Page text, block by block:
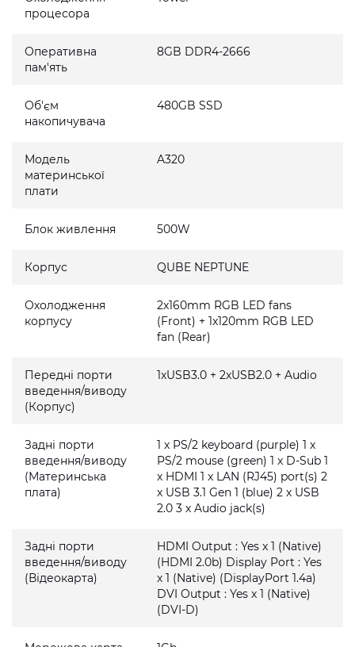
процесора
Оперативна
пам'ять
8GB DDR4-2666
Об'єм
накопичувача
480GB SSD
Модель
материнської
плати
A320
Блок живлення 500W
Корпус QUBE NEPTUNE
Охолодження
корпусу
2x160mm RGB LED fans
(Front) + 1x120mm RGB LED
fan (Rear)
Передні порти
введення/виводу
(Корпус)
1xUSB3.0 + 2xUSB2.0 + Audio
Задні порти
введення/виводу
(Материнська
плата)
1 x PS/2 keyboard (purple) 1 x
PS/2 mouse (green) 1 x D-Sub 1
x HDMI 1 x LAN (RJ45) port(s) 2
x USB 3.1 Gen 1 (blue) 2 x USB
2.0 3 x Audio jack(s)
Задні порти
введення/виводу
(Відеокарта)
HDMI Output : Yes x 1 (Native)
(HDMI 2.0b) Display Port : Yes
x 1 (Native) (DisplayPort 1.4a)
DVI Output : Yes x 1 (Native)
(DVI-D)